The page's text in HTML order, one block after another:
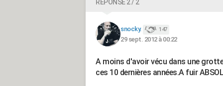
RÉPONSE 2 / 2
snocky. 147
29 sept. 2012 à 00:22
A moins d'avoir vécu dans une
ces 10 dernières années.A fuir